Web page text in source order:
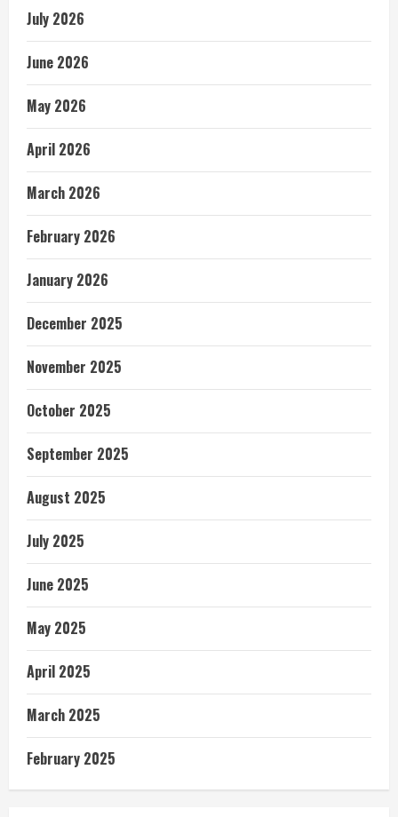
July 2026
June 2026
May 2026
April 2026
March 2026
February 2026
January 2026
December 2025
November 2025
October 2025
September 2025
August 2025
July 2025
June 2025
May 2025
April 2025
March 2025
February 2025